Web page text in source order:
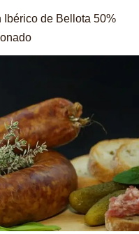
Ibérico de Bellota 50%